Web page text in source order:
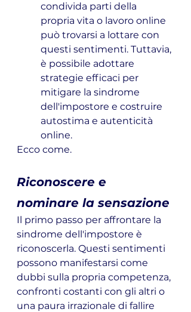
condivida parti della
propria vita o lavoro online
può trovarsi a lottare con
questi sentimenti. Tuttavia,
è possibile adottare
strategie efficaci per
mitigare la sindrome
dell'impostore e costruire
autostima e autenticità
online.
Ecco come.
Riconoscere e
nominare la sensazione
Il primo passo per affrontare la
sindrome dell'impostore è
riconoscerla. Questi sentimenti
possono manifestarsi come
dubbi sulla propria competenza,
confronti costanti con gli altri o
una paura irrazionale di fallire